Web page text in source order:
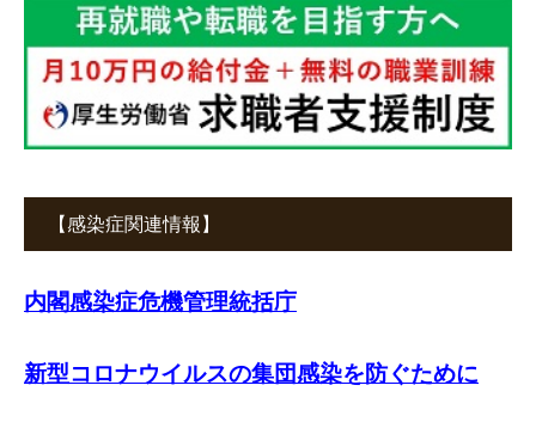
【感染症関連情報】
内閣感染症危機管理統括庁
新型コロナウイルスの集団感染を防ぐために